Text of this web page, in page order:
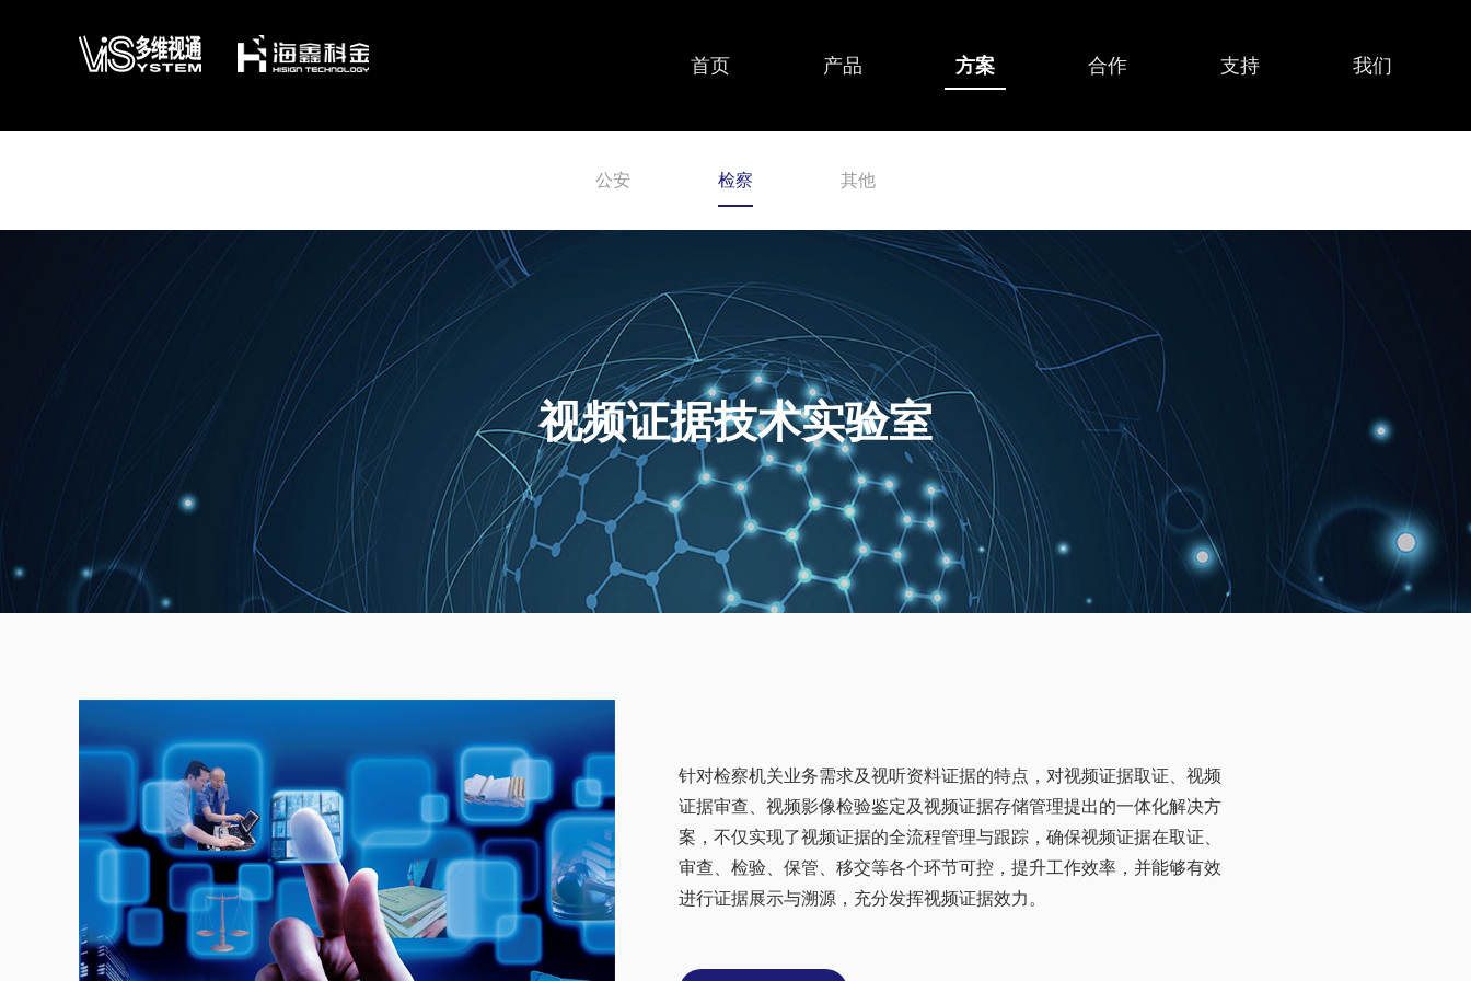
首页 产品 方案 合作 支持 我们
公安 检察 其他
视频证据技术实验室
针对检察机关业务需求及视听资料证据的特点，对视频证据取证、视频
证据审查、视频影像检验鉴定及视频证据存储管理提出的一体化解决方
案，不仅实现了视频证据的全流程管理与跟踪，确保视频证据在取证、
审查、检验、保管、移交等各个环节可控，提升工作效率，并能够有效
进行证据展示与溯源，充分发挥视频证据效力。